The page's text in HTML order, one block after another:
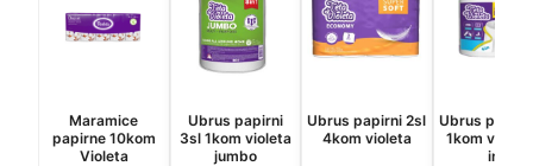
Maramice
papirne 10kom
Violeta
Ubrus papirni
3sl 1kom violeta
jumbo
Ubrus papirni 2sl
4kom violeta
Ubrus
1kom
in 1